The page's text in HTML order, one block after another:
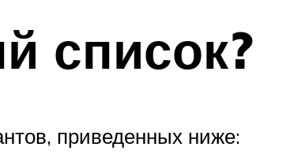
список?
приведенных ниже: